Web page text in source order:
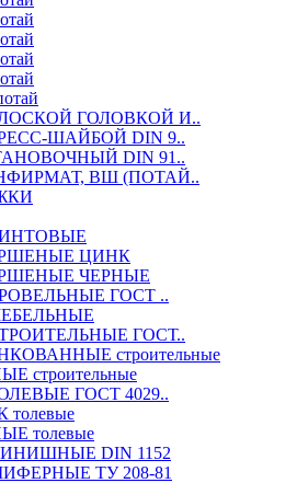
ГОЛОВКОЙ И..
ШАЙБОЙ DIN 9..
DIN 91..
ВШ (ПОТАЙ..
ЦИНК
ЧЕРНЫЕ
ГОСТ ..
ГОСТ..
строительные
строительные
ГОСТ 4029..
толевые
DIN 1152
ТУ 208-81